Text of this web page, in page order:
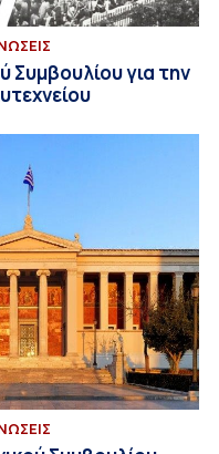
Συμβουλίου για την